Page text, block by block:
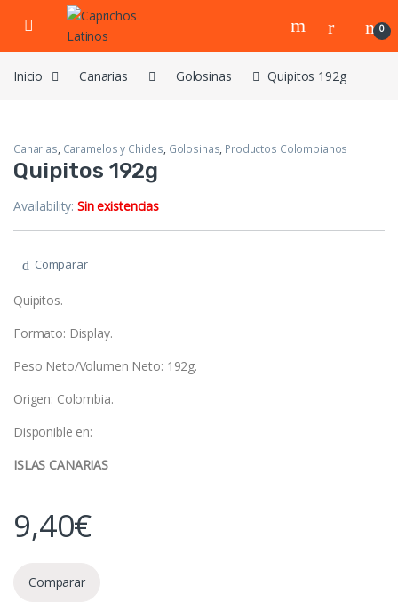
Skip to navigation
Skip to content
0
Inicio Canarias Golosinas Quipitos 192g
Canarias, Caramelos y Chicles, Golosinas, Productos Colombianos
Quipitos 192g
Availability:Sin existencias
Comparar
Quipitos.
Formato: Display.
Peso Neto/Volumen Neto: 192g.
Origen: Colombia.
Disponible en:
ISLAS CANARIAS
9,40€
Comparar